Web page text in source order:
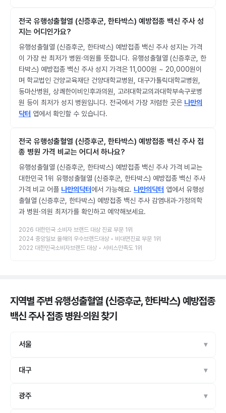
전국 유행성출혈열 (신증후군, 한타박스) 예방접종 백신 주사 성
지는 어디인가요?
유행성출혈열 (신증후군, 한타박스) 예방접종 백신 주사 성지는 가격
이 가장 싼 최저가 병원·의원를 뜻합니다. 유행성출혈열 (신증후군, 한
타박스) 예방접종 백신 주사 성지 가격은 11,000원 ~ 20,000원이
며 학교법인 건양교육재단 건양대학교병원, 대구가톨릭대학교병원,
동마산병원, 상쾌한이비인후과의원, 고려대학교의과대학부속구로병
원 등이 최저가 성지 병원입니다. 전국에서 가장 저렴한 곳은 나만의
닥터 앱에서 확인할 수 있습니다.
전국 유행성출혈열 (신증후군, 한타박스) 예방접종 백신 주사 접
종 병원 가격 비교는 어디서 하나요?
유행성출혈열 (신증후군, 한타박스) 예방접종 백신 주사 가격 비교는
대한민국 1위 유행성출혈열 (신증후군, 한타박스) 예방접종 백신 주사
가격 비교 어플 나만의닥터에서 가능해요. 나만의닥터 앱에서 유행성
출혈열 (신증후군, 한타박스) 예방접종 백신 주사 감염내과·가정의학
과 병원·의원 최저가를 확인하고 예약해보세요.
2026 대한민국 소비자 브랜드 대상 진료 부문 1위
2024 중앙일보 올해의 우수브랜드대상 • 비대면진료 부문 1위
2022 대한민국소비자브랜드 대상 • 서비스만족도 1위
지역별 주변 유행성출혈열 (신증후군, 한타박스) 예방접종
백신 주사 접종 병원·의원찾기
서울
대구
광주